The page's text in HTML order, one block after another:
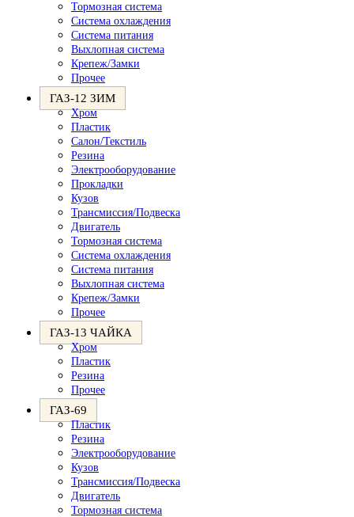
Тормозная система
Система охлаждения
Система питания
Выхлопная система
Крепеж/Замки
Прочее
ГАЗ-12 ЗИМ
Хром
Пластик
Салон/Текстиль
Резина
Электрооборудование
Прокладки
Кузов
Трансмиссия/Подвеска
Двигатель
Тормозная система
Система охлаждения
Система питания
Выхлопная система
Крепеж/Замки
Прочее
ГАЗ-13 ЧАЙКА
Хром
Пластик
Резина
Прочее
ГАЗ-69
Пластик
Резина
Электрооборудование
Кузов
Трансмиссия/Подвеска
Двигатель
Тормозная система